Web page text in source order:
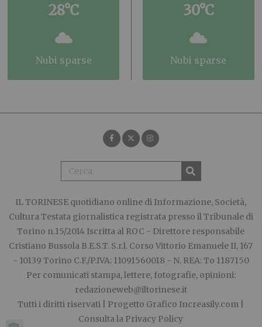
28°C
nubi sparse
30°C
nubi sparse
IL TORINESE quotidiano online di Informazione, Società,
Cultura Testata giornalistica registrata presso il Tribunale di
Torino n.15/2014 Iscritta al ROC - Direttore responsabile
Cristiano Bussola B.E.S.T. S.r.l. Corso Vittorio Emanuele II, 167
- 10139 Torino C.F./P.IVA: 11091560018 - N. REA: To 1187150
Per comunicati stampa, lettere, fotografie, opinioni:
redazioneweb@iltorinese.it
Tutti i diritti riservati | Progetto Grafico Increasily.com
Consulta la Privacy Policy